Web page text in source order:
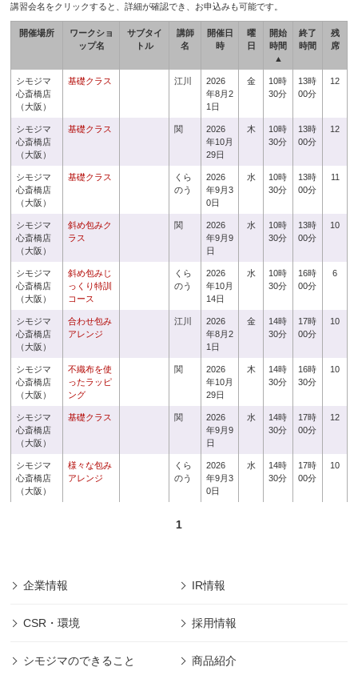
講習会名をクリックすると、詳細が確認でき、お申込みも可能です。
開催場所
ワークショ
ップ名
サブタイ
トル
講師
名
開催日
時
曜
日
開始
時間
▲
終了
時間
残
席
シモジマ
心斎橋店
（大阪）
基礎クラス 江川
2026
年8月2
1日
金
10時
30分
13時
00分
12
シモジマ
心斎橋店
（大阪）
基礎クラス 関
2026
年10月
29日
木
10時
30分
13時
00分
12
シモジマ
心斎橋店
（大阪）
基礎クラス
くら
のう
2026
年9月3
0日
水
10時
30分
13時
00分
11
シモジマ
心斎橋店
（大阪）
斜め包みク
ラス
関
2026
年9月9
日
水
10時
30分
13時
00分
10
シモジマ
心斎橋店
（大阪）
斜め包みじ
っくり特訓
コース
くら
のう
2026
年10月
14日
水
10時
30分
16時
00分
6
シモジマ
心斎橋店
（大阪）
合わせ包み
アレンジ
江川
2026
年8月2
1日
金
14時
30分
17時
00分
10
シモジマ
心斎橋店
（大阪）
不織布を使
ったラッピ
ング
関
2026
年10月
29日
木
14時
30分
16時
30分
10
シモジマ
心斎橋店
（大阪）
基礎クラス 関
2026
年9月9
日
水
14時
30分
17時
00分
12
シモジマ
心斎橋店
（大阪）
様々な包み
アレンジ
くら
のう
2026
年9月3
0日
水
14時
30分
17時
00分
10
1
企業情報 IR情報
CSR・環境 採用情報
シモジマのできること 商品紹介